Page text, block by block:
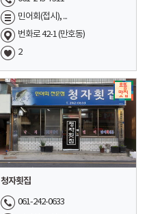
민어회(접시), ...
번화로 42-1 (만호동)
2
청자횟집
061-242-0633